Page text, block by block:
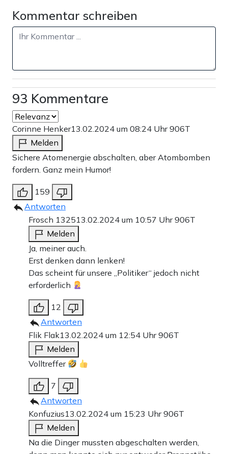
Kommentar schreiben
93 Kommentare
Corinne Henker13.02.2024 um 08:24 Uhr906T
Melden
Sichere Atomenergie abschalten, aber Atombomben
fordern. Ganz mein Humor!
159
Antworten
Frosch 132513.02.2024 um 10:57 Uhr906T
Melden
Ja, meiner auch.
Erst denken dann lenken!
Das scheint für unsere „Politiker“ jedoch nicht
erforderlich
12
Antworten
Flik Flak13.02.2024 um 12:54 Uhr906T
Melden
Volltreffer
7
Antworten
Konfuzius13.02.2024 um 15:23 Uhr906T
Melden
Na die Dinger mussten abgeschalten werden,